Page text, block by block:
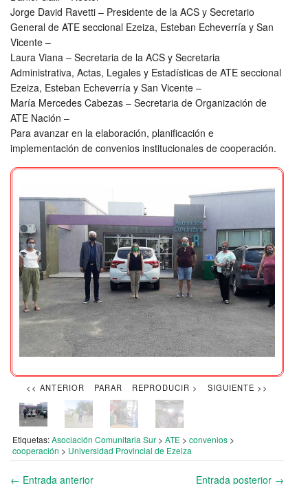
Jorge David Ravetti – Presidente de la ACS y Secretario
General de ATE seccional Ezeiza, Esteban Echeverría y San
Vicente –
Laura Viana – Secretaria de la ACS y Secretaria
Administrativa, Actas, Legales y Estadísticas de ATE seccional
Ezeiza, Esteban Echeverría y San Vicente –
María Mercedes Cabezas – Secretaria de Organización de
ATE Nación –
Para avanzar en la elaboración, planificación e
implementación de convenios institucionales de cooperación.
<< ANTERIOR PARAR REPRODUCIR > SIGUIENTE >>
Etiquetas:Asociación Comunitaria Sur > ATE > convenios >
cooperación > Universidad Provincial de Ezeiza
← Entrada anterior Entrada posterior →